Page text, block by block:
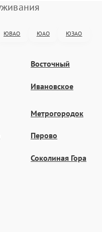
ЮВАО ЮАО ЮЗАО
Восточный
Ивановское
Метрогородок
Перово
Соколиная Гора